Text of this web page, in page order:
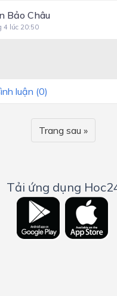
Bảo Châu
4 lúc 20:50
luận (0)
Trang sau »
Tải ứng dụng